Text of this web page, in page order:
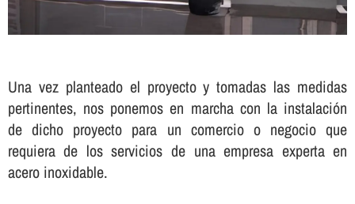
Una vez planteado el proyecto y tomadas las medidas
pertinentes, nos ponemos en marcha con la instalación
de dicho proyecto para un comercio o negocio que
requiera de los servicios de una empresa experta en
acero inoxidable.